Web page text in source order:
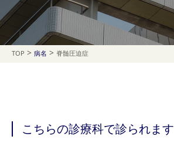
TOP > 病名 > 脊髄圧迫症
こちらの診療科で診られます